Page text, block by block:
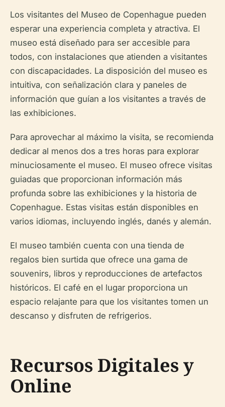
Los visitantes del Museo de Copenhague pueden
esperar una experiencia completa y atractiva. El
museo está diseñado para ser accesible para
todos, con instalaciones que atienden a visitantes
con discapacidades. La disposición del museo es
intuitiva, con señalización clara y paneles de
información que guían a los visitantes a través de
las exhibiciones.
Para aprovechar al máximo la visita, se recomienda
dedicar al menos dos a tres horas para explorar
minuciosamente el museo. El museo ofrece visitas
guiadas que proporcionan información más
profunda sobre las exhibiciones y la historia de
Copenhague. Estas visitas están disponibles en
varios idiomas, incluyendo inglés, danés y alemán.
El museo también cuenta con una tienda de
regalos bien surtida que ofrece una gama de
souvenirs, libros y reproducciones de artefactos
históricos. El café en el lugar proporciona un
espacio relajante para que los visitantes tomen un
descanso y disfruten de refrigerios.
Recursos Digitales y
Online